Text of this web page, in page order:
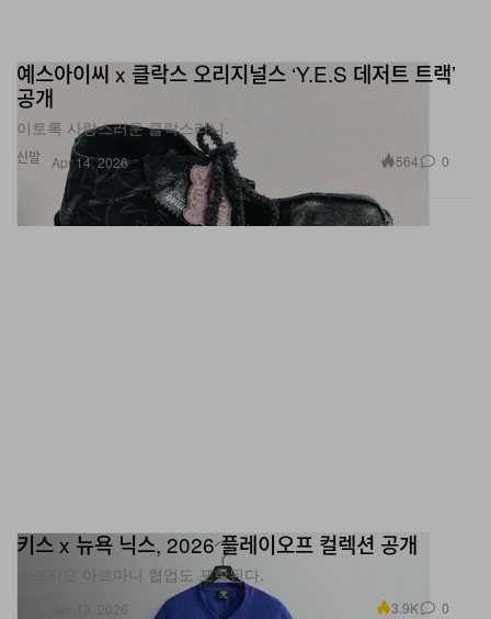
신발
예스아이씨 x 클락스 오리지널스 ‘Y.E.S 데저트 트랙’
공개
이토록 사랑스러운 클락스라니.
Apr 14, 2026 564 0
패션
키스 x 뉴욕 닉스, 2026 플레이오프 컬렉션 공개
조르지오 아르마니 협업도 포함된다.
Apr 13, 2026 3.9K 0